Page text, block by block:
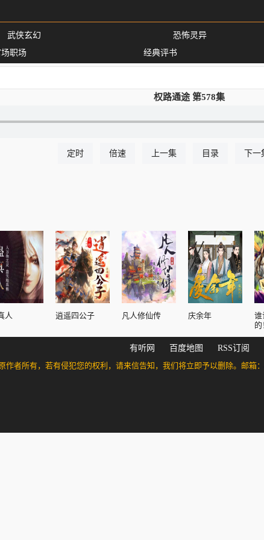
武侠玄幻 恐怖灵异
场职场 经典评书
权路通途 第578集
定时 倍速 上一集 目录 下一
人 逍遥四公子 凡人修仙传 庆余年
谁
的
有听网 百度地图
RSS订阅
者所有，若有侵犯您的权利，请来信告知，我们将立即予以删除。邮箱